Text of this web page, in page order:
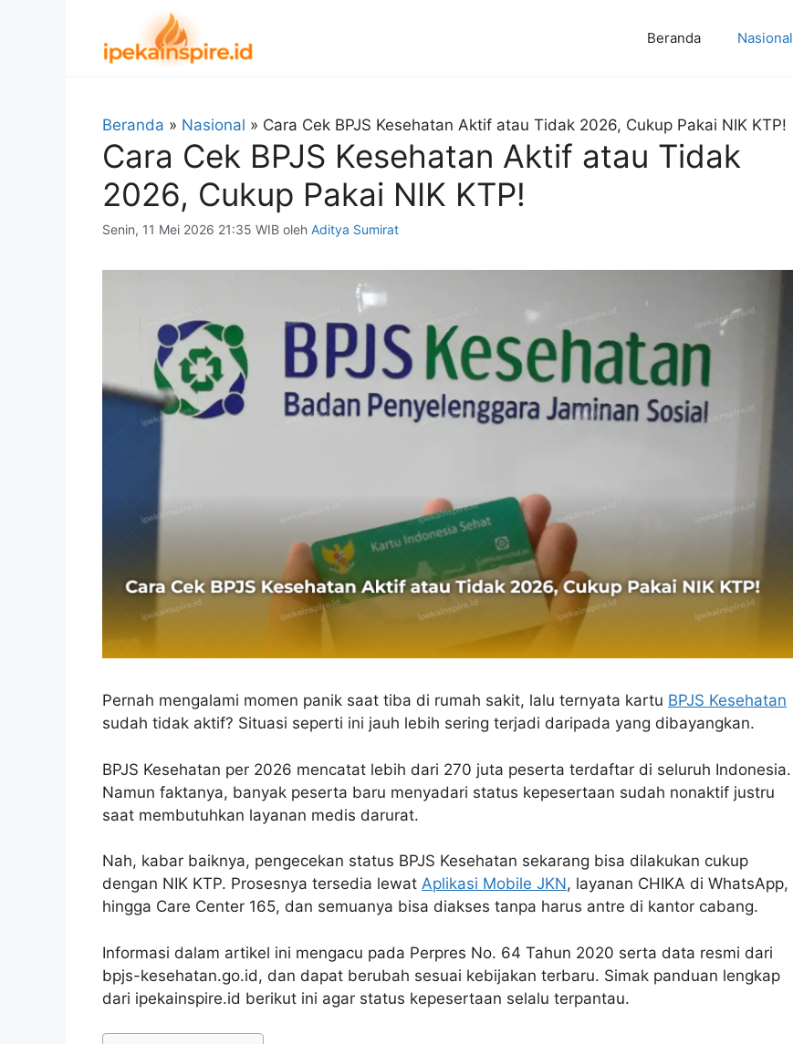
Beranda Nasional
Beranda » Nasional » Cara Cek BPJS Kesehatan Aktif atau Tidak 2026, Cukup Pakai NIK KTP!
Cara Cek BPJS Kesehatan Aktif atau Tidak
2026, Cukup Pakai NIK KTP!
Senin, 11 Mei 2026 21:35 WIB oleh Aditya Sumirat
Pernah mengalami momen panik saat tiba di rumah sakit, lalu ternyata kartu BPJS Kesehatan
sudah tidak aktif? Situasi seperti ini jauh lebih sering terjadi daripada yang dibayangkan.
BPJS Kesehatan per 2026 mencatat lebih dari 270 juta peserta terdaftar di seluruh Indonesia.
Namun faktanya, banyak peserta baru menyadari status kepesertaan sudah nonaktif justru
saat membutuhkan layanan medis darurat.
Nah, kabar baiknya, pengecekan status BPJS Kesehatan sekarang bisa dilakukan cukup
dengan NIK KTP. Prosesnya tersedia lewat Aplikasi Mobile JKN, layanan CHIKA di WhatsApp,
hingga Care Center 165, dan semuanya bisa diakses tanpa harus antre di kantor cabang.
Informasi dalam artikel ini mengacu pada Perpres No. 64 Tahun 2020 serta data resmi dari
bpjs-kesehatan.go.id, dan dapat berubah sesuai kebijakan terbaru. Simak panduan lengkap
dari ipekainspire.id berikut ini agar status kepesertaan selalu terpantau.